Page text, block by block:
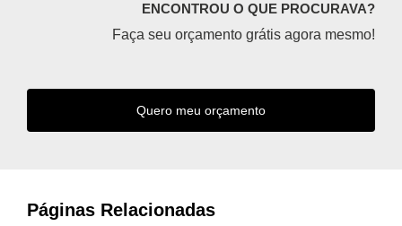
ENCONTROU O QUE PROCURAVA?
Faça seu orçamento grátis agora mesmo!
Quero meu orçamento
Páginas Relacionadas